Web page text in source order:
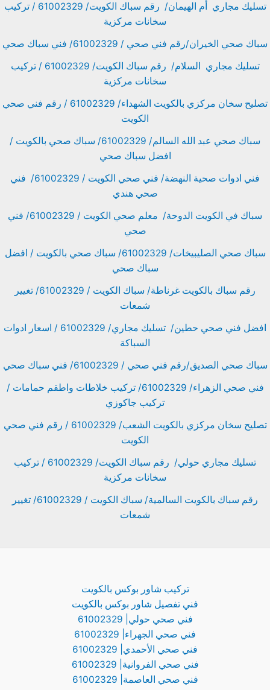
تسليك مجاري أم الهيمان/ رقم سباك الكويت/ 61002329 / تركيب
سخانات مركزية
سباك صحي الخيران/رقم فني صحي / 61002329/ فني سباك صحي
تسليك مجاري السلام/ رقم سباك الكويت/ 61002329 / تركيب
سخانات مركزية
تصليح سخان مركزي بالكويت الشهداء/ 61002329 / رقم فني صحي
الكويت
سباك صحي عبد الله السالم/ 61002329/ سباك صحي بالكويت /
افضل سباك صحي
فني ادوات صحية النهضة/ فني صحي الكويت / 61002329/ فني
صحي هندي
سباك في الكويت الدوحة/ معلم صحي الكويت / 61002329/ فني
صحي
سباك صحي الصليبيخات/ 61002329/ سباك صحي بالكويت / افضل
سباك صحي
رقم سباك بالكويت غرناطة/ سباك الكويت / 61002329/ تغيير
شمعات
افضل فني صحي حطين/ تسليك مجاري/ 61002329 / اسعار ادوات
السباكة
سباك صحي الصديق/رقم فني صحي / 61002329/ فني سباك صحي
فني صحي الزهراء/ 61002329/ تركيب خلاطات واطقم حمامات /
تركيب جاكوزي
تصليح سخان مركزي بالكويت الشعب/ 61002329 / رقم فني صحي
الكويت
تسليك مجاري حولي/ رقم سباك الكويت/ 61002329 / تركيب
سخانات مركزية
رقم سباك بالكويت السالمية/ سباك الكويت / 61002329/ تغيير
شمعات
تركيب شاور بوكس بالكويت
فني تفصيل شاور بوكس بالكويت
فني صحي حولي| 61002329
فني صحي الجهراء| 61002329
فني صحي الأحمدي| 61002329
فني صحي الفروانية| 61002329
فني صحي العاصمة| 61002329